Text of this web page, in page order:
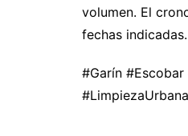
volumen. El
fechas
#Garín
#LimpiezaUrbana